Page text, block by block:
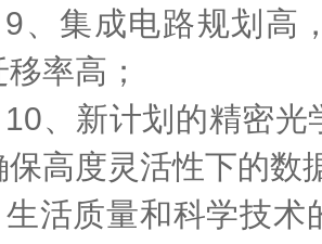
集成电路规划高
率高；
新计划的精密光
保高度灵活性下的数
质量和科学技术